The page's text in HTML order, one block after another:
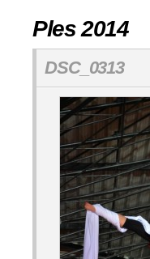
Ples 2014
DSC_0313